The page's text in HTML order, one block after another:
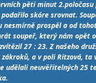
pěti minut
skóre srovnat.
nesmírně prospěl a od
soupeř, který nám opět
27 : 23. Z našeho
a v poli Ritzová,
udělali neuvěřitelných 25